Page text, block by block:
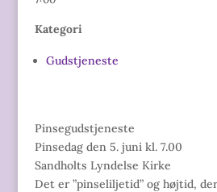
Kategori
Gudstjeneste
Pinsegudstjeneste
Pinsedag den 5. juni kl. 7.00
Sandholts Lyndelse Kirke
Det er ”pinseliljetid” og højtid,